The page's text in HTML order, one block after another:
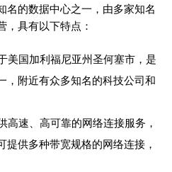
名的数据中心之一，由多家知名
，具有以下特点：
美国加利福尼亚州圣何塞市，是
，附近有众多知名的科技公司和
高速、高可靠的网络连接服务，
供多种带宽规格的网络连接，